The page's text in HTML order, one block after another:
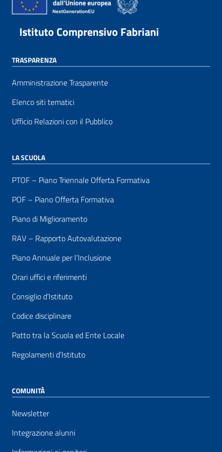
Istituto Comprensivo Fabriani
TRASPARENZA
Amministrazione Trasparente
Elenco siti tematici
Ufficio Relazioni con il Pubblico
LA SCUOLA
PTOF – Piano Triennale Offerta Formativa
POF – Piano Offerta Formativa
Piano di Miglioramento
RAV – Rapporto Autovalutazione
Piano Annuale per l’Inclusione
Orari uffici e riferimenti
Consiglio d’Istituto
Codice disciplinare
Patto tra la Scuola ed Ente Locale
Regolamenti d’Istituto
COMUNITÀ
Newsletter
Integrazione alunni